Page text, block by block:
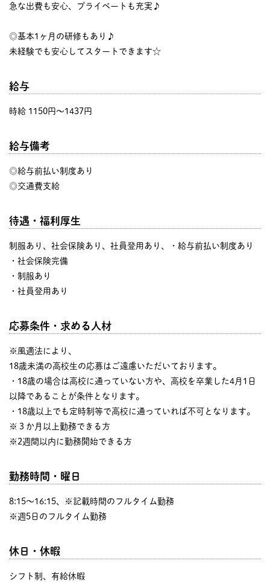
急な出費も安心、プライベートも充実♪
◎基本1ヶ月の研修もあり♪
未経験でも安心してスタートできます☆
給与
時給 1150円〜1437円
給与備考
◎給与前払い制度あり
◎交通費支給
待遇・福利厚生
制服あり、社会保険あり、社員登用あり、・給与前払い制度あり
・社会保険完備
・制服あり
・社員登用あり
応募条件・求める人材
※風適法により、
18歳未満の高校生の応募はご遠慮いただいております。
・18歳の場合は高校に通っていない方や、高校を卒業した4月1日
以降であることが条件となります。
・18歳以上でも定時制等で高校に通っていれば不可となります。
※３か月以上勤務できる方
※2週間以内に勤務開始できる方
勤務時間・曜日
8:15〜16:15、※記載時間のフルタイム勤務
※週5日のフルタイム勤務
休日・休暇
シフト制、有給休暇